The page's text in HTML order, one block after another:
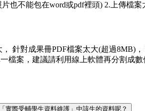
也不能包在word或pdf裡頭) 2.上傳檔
針對成果冊PDF檔案太大(超過8MB)
案，建議請利用線上軟體再分割成
實際受輔學生資料維護」中該生的資料呢？